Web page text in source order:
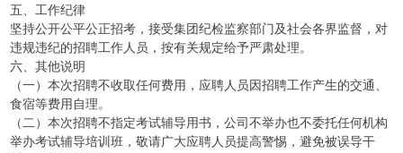
五、工作纪律
坚持公开公平公正招考，接受集团纪检监察部门及社会各界监督，对
违规违纪的招聘工作人员，按有关规定给予严肃处理。
六、其他说明
（一）本次招聘不收取任何费用，应聘人员因招聘工作产生的交通、
食宿等费用自理。
（二）本次招聘不指定考试辅导用书，公司不举办也不委托任何机构
举办考试辅导培训班，敬请广大应聘人员提高警惕，避免被误导干